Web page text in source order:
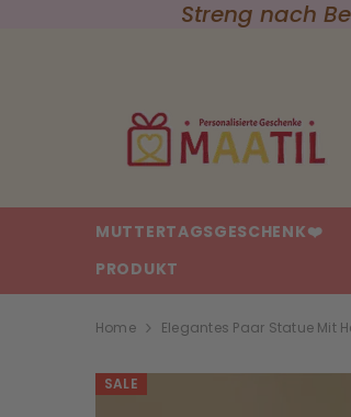
Streng nach
MUTTERTAGSGESCHENK❤️
PRODUKT
Home Elegantes Paar Statue Mit
SALE